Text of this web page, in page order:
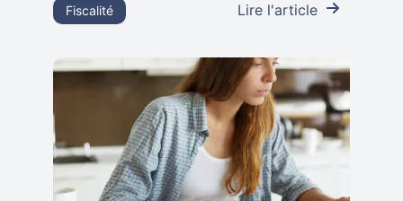
Lire l'article
Fiscalité